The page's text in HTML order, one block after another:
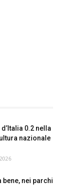
0.2 nella
nazionale
bene, nei parchi